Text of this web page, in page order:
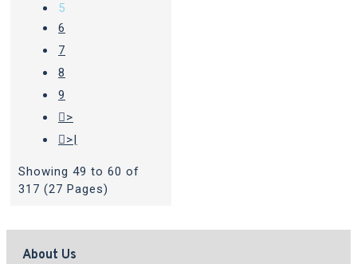
5
6
7
8
9
>
>|
Showing 49 to 60 of
317 (27 Pages)
About Us